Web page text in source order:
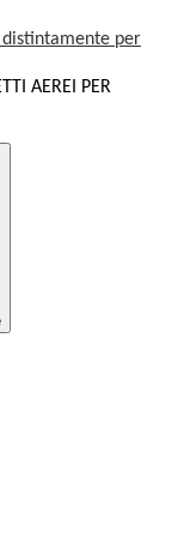
per
AEREI PER